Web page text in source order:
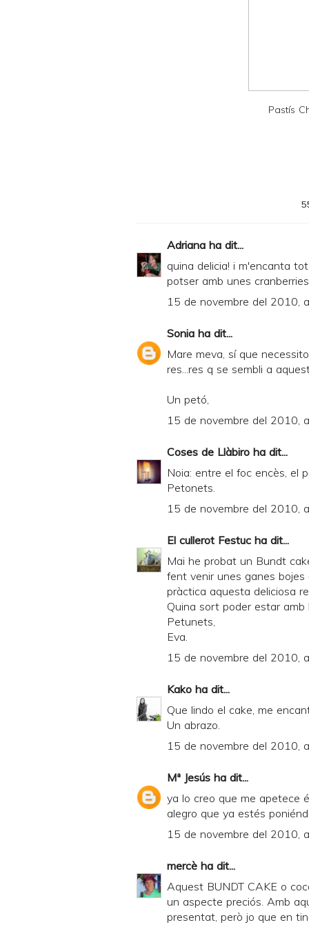
Pastís
Adriana ha dit...
quina delicia! i m'encanta
potser amb unes
15 de novembre del 2010,
Sonia ha dit...
Mare meva, sí que
res...res q se sembli a
Un petó,
15 de novembre del 2010,
Coses de Llàbiro ha dit...
Noia: entre el foc encès, el
Petonets.
15 de novembre del 2010,
El cullerot Festuc ha dit...
Mai he probat un Bundt
fent venir unes ganes
pràctica aquesta deliciosa
Quina sort poder estar amb
Petunets,
Eva.
15 de novembre del 2010,
Kako ha dit...
Que lindo el cake, me
Un abrazo.
15 de novembre del 2010,
Mª Jesús ha dit...
ya lo creo que me apetece
alegro que ya estés
15 de novembre del 2010,
mercè ha dit...
Aquest BUNDT CAKE o
un aspecte preciós. Amb
presentat, però jo que en